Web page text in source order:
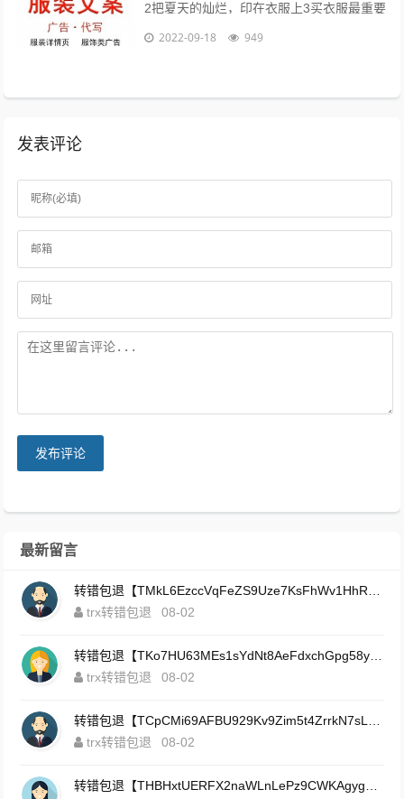
2把夏天的灿烂，印在衣服上3买衣服最重要
的目的，是放松我们自己4时间会折旧这件
2022-09-18 949
发表评论
发布评论
最新留言
转错包退【TMkL6EzccVqFeZS9Uze7KsFhWv1HhRnnk2】客服TeleGram:【@TrxEm】
trx转错包退
08-02
转错包退【TKo7HU63MEs1sYdNt8AeFdxchGpg58y7pJ】客服TeleGram:【@TrxEm】
trx转错包退
08-02
转错包退【TCpCMi69AFBU929Kv9Zim5t4ZrrkN7sLmt】客服TeleGram:【@TrxEm】
trx转错包退
08-02
转错包退【THBHxtUERFX2naWLnLePz9CWKAgygggggv】客服TeleGram:【@TrxEm】